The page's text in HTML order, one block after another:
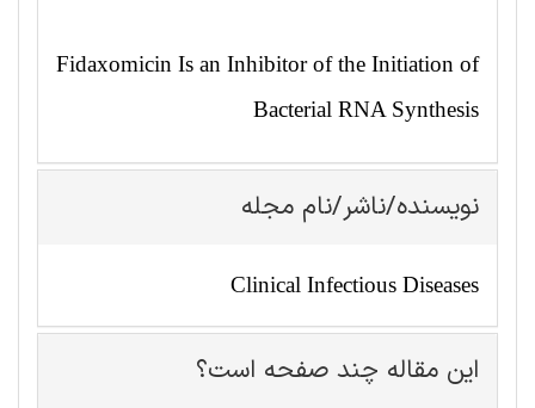
Fidaxomicin Is an Inhibitor of the Initiation of
Bacterial RNA Synthesis
نویسنده/ناشر/نام مجله
Clinical Infectious Diseases
این مقاله چند صفحه است؟